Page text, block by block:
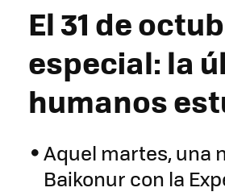
El 31 de
especial: la
humanos
Aquel martes, una
Baikonur con la